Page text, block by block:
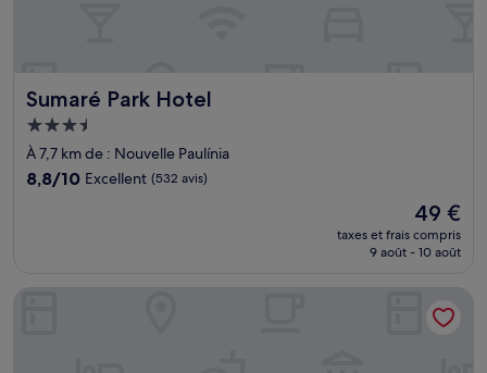
Sumaré Park Hotel
Sumaré Park Hotel
Hébergement
3.5 étoiles
À 7,7 km de : Nouvelle Paulínia
8.8
8,8/10 Excellent (532 avis)
Le
nouveau
prix
de
49 €
49 €
taxes et frais compris
9 août - 10 août